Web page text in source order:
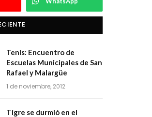
Tenis: Encuentro de
Escuelas Municipales de San
Rafael y Malargüe
1 de noviembre, 2012
Tigre se durmió en el